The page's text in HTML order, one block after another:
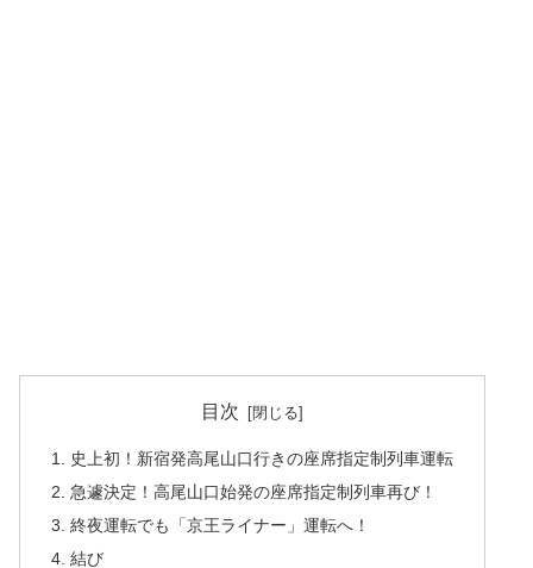
目次
1. 史上初！新宿発高尾山口行きの座席指定制列車運転
2. 急遽決定！高尾山口始発の座席指定制列車再び！
3. 終夜運転でも「京王ライナー」運転へ！
4. 結び